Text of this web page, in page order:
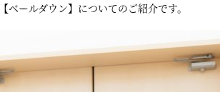
【ベールダウン】についてのご紹介です。